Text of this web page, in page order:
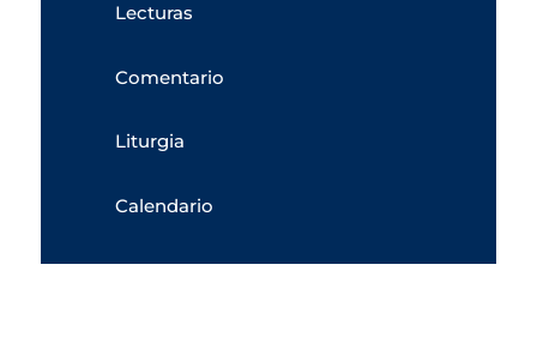
Lecturas
Comentario
Liturgia
Calendario